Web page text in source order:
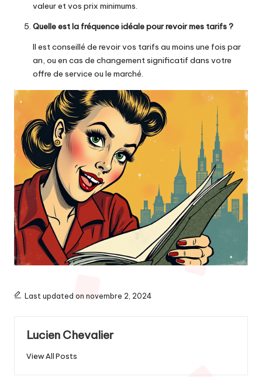
valeur et vos prix minimums.
Quelle est la fréquence idéale pour revoir mes tarifs ?
Il est conseillé de revoir vos tarifs au moins une fois par
an, ou en cas de changement significatif dans votre
offre de service ou le marché.
Last updated on novembre 2, 2024
Lucien Chevalier
View All Posts